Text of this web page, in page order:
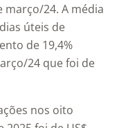
março/24. A média
úteis de
de 19,4%
24 que foi de
nos oito